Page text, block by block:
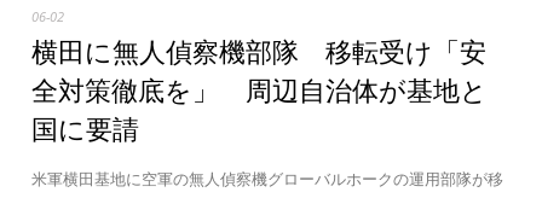
06-02
横田に無人偵察機部隊 移転受け「安
全対策徹底を」 周辺自治体が基地と
国に要請
米軍横田基地に空軍の無人偵察機グローバルホークの運用部隊が移